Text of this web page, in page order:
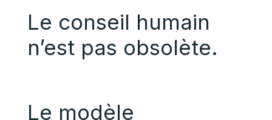
Le conseil humain
n’est pas obsolète.
Le modèle